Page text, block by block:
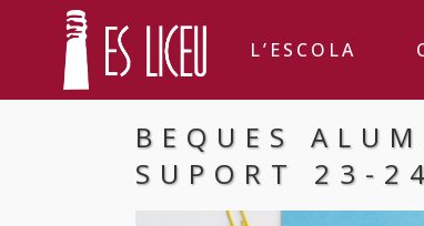
L’ESCOLA
BEQUES
SUPORT 23-